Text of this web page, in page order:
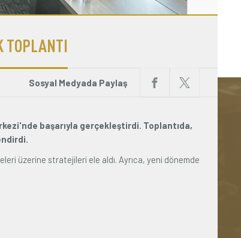
TOPLANTI
Sosyal Medyada Paylaş
başarıyla gerçekleştirdi. Toplantıda,
üzerine stratejileri ele aldı. Ayrıca, yeni dönemde